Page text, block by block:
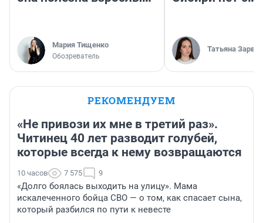
Мария Тищенко
Обозреватель
Татьяна Зарва
РЕКОМЕНДУЕМ
«Не привози их мне в третий раз».
Читинец 40 лет разводит голубей,
которые всегда к нему возвращаются
10 часов 7 575 9
«Долго боялась выходить на улицу». Мама
искалеченного бойца СВО — о том, как спасает сына,
который разбился по пути к невесте